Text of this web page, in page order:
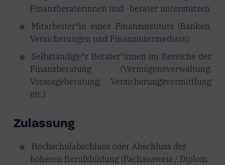
Finanzberaterinnen und -berater unterstützen
Mitarbeiter*in eines Finanzinstituts (Banken,
Versicherungen und Finanzintermediäre)
Selbständige*r Berater*innen im Bereiche der
Finanzberatung (Vermögensverwaltung,
Vorsorgeberatung, Versicherungsvermittlung
etc.)
Zulassung
Hochschulabschluss oder Abschluss der
höheren Berufsbildung (Fachausweis / Diplom